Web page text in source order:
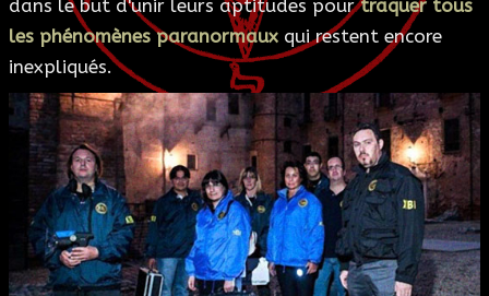
dans le but d'unir leurs aptitudes pourtraquer tous
les phénomènes paranormaux qui restent encore
inexpliqués.